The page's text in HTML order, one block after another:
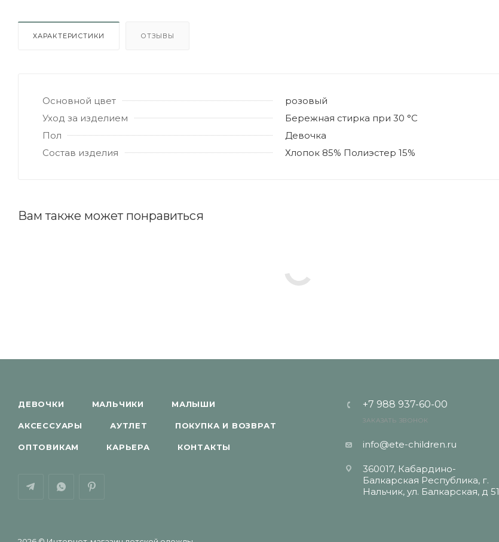
ХАРАКТЕРИСТИКИ ОТЗЫВЫ
Основной цвет
розовый
Уход за изделием
Бережная стирка при 30 °C
Пол
Девочка
Состав изделия
Хлопок 85% Полиэстер 15%
Вам также может понравиться
ДЕВОЧКИ МАЛЬЧИКИ МАЛЫШИ
АКСЕССУАРЫ АУТЛЕТ ПОКУПКА И ВОЗВРАТ
ОПТОВИКАМ КАРЬЕРА КОНТАКТЫ
+7 988 937-60-00
ЗАКАЗАТЬ ЗВОНОК
info@ete-children.ru
360017, Кабардино-
Балкарская Республика, г.
Нальчик, ул. Балкарская, д 51